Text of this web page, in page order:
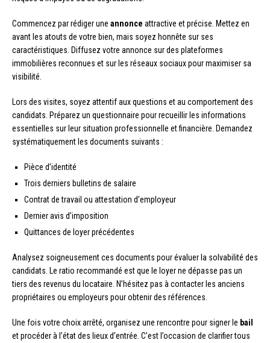
Commencez par rédiger une annonce attractive et précise. Mettez en
avant les atouts de votre bien, mais soyez honnête sur ses
caractéristiques. Diffusez votre annonce sur des plateformes
immobilières reconnues et sur les réseaux sociaux pour maximiser sa
visibilité.
Lors des visites, soyez attentif aux questions et au comportement des
candidats. Préparez un questionnaire pour recueillir les informations
essentielles sur leur situation professionnelle et financière. Demandez
systématiquement les documents suivants :
Pièce d’identité
Trois derniers bulletins de salaire
Contrat de travail ou attestation d’employeur
Dernier avis d’imposition
Quittances de loyer précédentes
Analysez soigneusement ces documents pour évaluer la solvabilité des
candidats. Le ratio recommandé est que le loyer ne dépasse pas un
tiers des revenus du locataire. N’hésitez pas à contacter les anciens
propriétaires ou employeurs pour obtenir des références.
Une fois votre choix arrêté, organisez une rencontre pour signer le bail
et procéder à l’état des lieux d’entrée. C’est l’occasion de clarifier tous